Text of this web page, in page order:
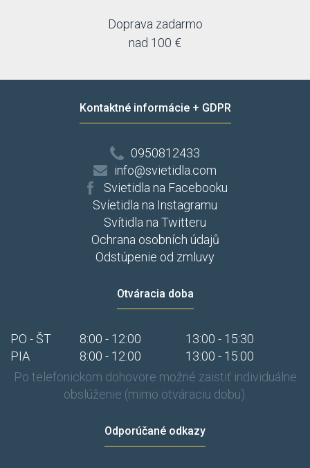
Doprava zadarmo
nad 100 €
Kontaktné informácie + GDPR
0950812433
info@svietidla.com
Svietidla na Facebooku
Svíetidla na Instagramu
Svítidla na Twitteru
Ochrana osobních údajů
Odstúpenie od zmluvy
Otváracia doba
PO - ŠT 8:00 - 12:00
13:00 - 15:30
PIA
8:00 - 12:00
13:00 - 15:00
Po telefonickom dohovore možné zaistiť individuálne
obslúženie (mimo otváraciu dobu).
Odporúčané odkazy